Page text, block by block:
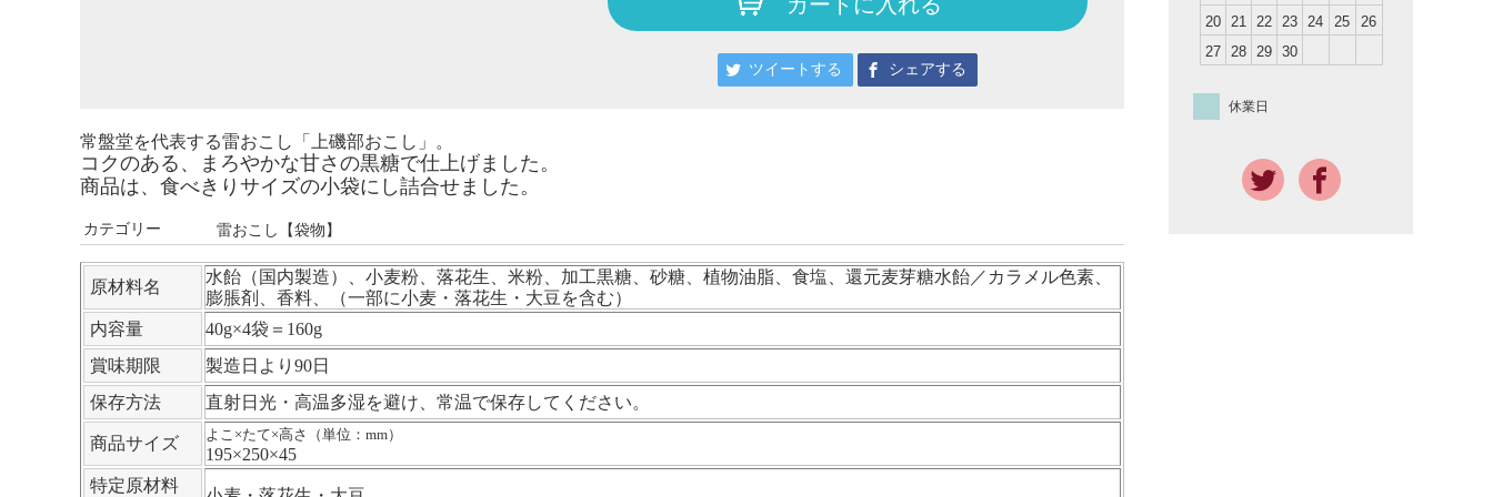
ツイートする シェアする
常盤堂を代表する雷おこし 「上磯部おこし」。
コクのある、まろやかな甘さの黒糖で仕上げました。
商品は、食べきりサイズの小袋にし詰合せました。
カテゴリー 雷おこし【袋物】
原材料名
水飴（国内製造）、小麦粉、落花生、米粉、加工黒糖、砂糖、植物油脂、食塩、還元麦芽糖水飴／カラメル色素、
膨脹剤、香料、（一部に小麦・落花生・大豆を含む）
内容量
40g×4袋＝160g
賞味期限
製造日より90日
保存方法
直射日光・高温多湿を避け、常温で保存してください。
商品サイズ よこ×たて×高さ（単位：mm）
195×250×45
特定原材料
20
21 22 23 24 25
26
27
28 29 30
休業日